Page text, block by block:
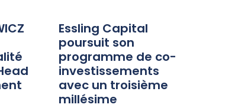
Essling Capital
poursuit son
programme de co-
investissements
avec un troisième
millésime